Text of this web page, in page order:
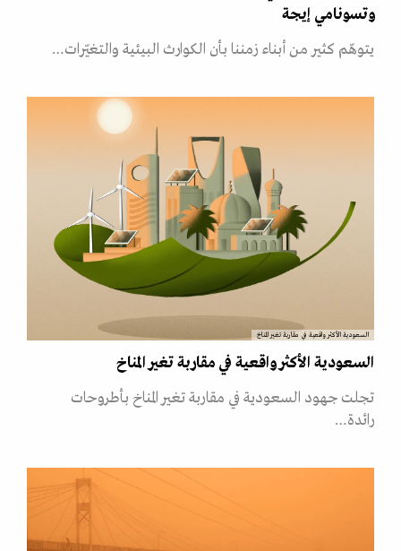
وتسونامي إيجة
يتوهّم كثير من أبناء زمننا بأن الكوارث البيئية والتغيّرات…
السعودية الأكثر واقعية في مقاربة تغير المناخ
السعودية الأكثر واقعية في مقاربة تغير المناخ
تجلت جهود السعودية في مقاربة تغير المناخ بأطروحات
رائدة…